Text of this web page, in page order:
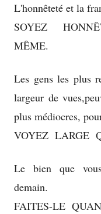
L'honnêteté et la
SOYEZ
MÊME.
Les gens les plus
largeur de
plus médiocres,
VOYEZ LARGE
Le bien que
demain.
FAITES-LE